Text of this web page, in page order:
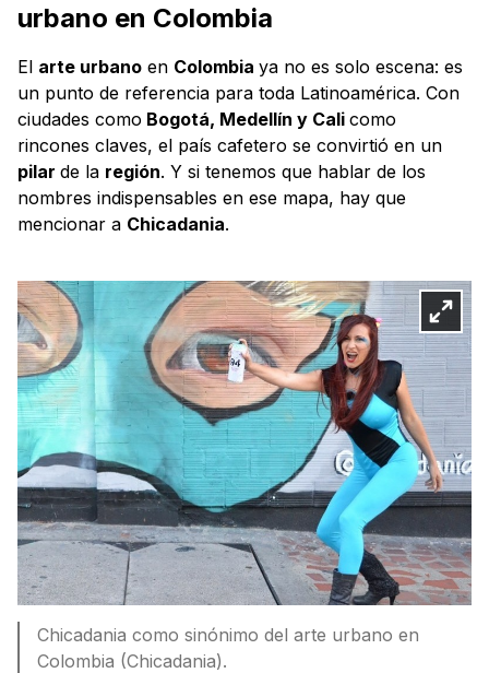
urbano en Colombia
El arte urbano en Colombia ya no es solo escena: es
un punto de referencia para toda Latinoamérica. Con
ciudades como Bogotá, Medellín y Cali como
rincones claves, el país cafetero se convirtió en un
pilar de la región. Y si tenemos que hablar de los
nombres indispensables en ese mapa, hay que
mencionar a Chicadania.
Chicadania como sinónimo del arte urbano en
Colombia (Chicadania).